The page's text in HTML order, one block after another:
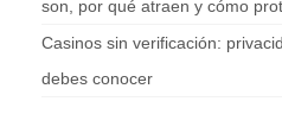
son, por qué atraen y cómo
Casinos sin verificación:
debes conocer